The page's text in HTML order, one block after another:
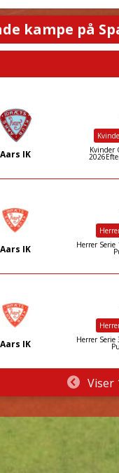
kampe på
Aars IK
Kvinder
Aars IK
Herrer Serie
Aars IK
Herrer Serie
Viser